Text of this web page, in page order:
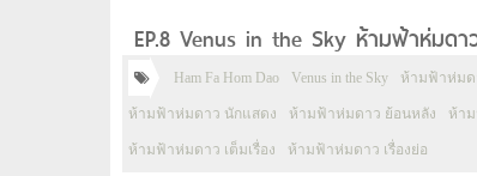
EP.8 Venus in the Sky ห้ามฟ้าห่มด
Ham Fa Hom Dao Venus in the Sky ห้ามฟ้าห่มด
ห้ามฟ้าห่มดาว นักแสดง ห้ามฟ้าห่มดาว ย้อนหลัง ห้า
ห้ามฟ้าห่มดาว เต็มเรื่อง ห้ามฟ้าห่มดาว เรื่องย่อ